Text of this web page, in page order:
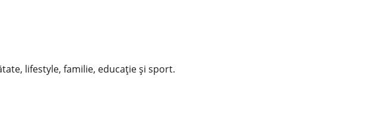
lifestyle, familie, educație și sport.